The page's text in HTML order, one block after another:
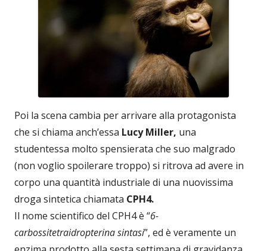
Poi la scena cambia per arrivare alla protagonista
che si chiama anch’essa Lucy Miller, una
studentessa molto spensierata che suo malgrado
(non voglio spoilerare troppo) si ritrova ad avere in
corpo una quantità industriale di una nuovissima
droga sintetica chiamata CPH4.
Il nome scientifico del CPH4 è “6-
carbossitetraidropterina sintasi”, ed è veramente un